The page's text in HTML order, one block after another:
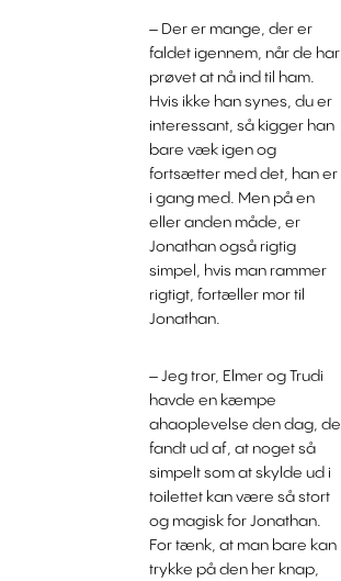
– Der er mange, der er
faldet igennem, når de har
prøvet at nå ind til ham.
Hvis ikke han synes, du er
interessant, så kigger han
bare væk igen og
fortsætter med det, han er
i gang med. Men på en
eller anden måde, er
Jonathan også rigtig
simpel, hvis man rammer
rigtigt, fortæller mor til
Jonathan.
– Jeg tror, Elmer og Trudi
havde en kæmpe
ahaoplevelse den dag, de
fandt ud af, at noget så
simpelt som at skylde ud i
toilettet kan være så stort
og magisk for Jonathan.
For tænk, at man bare kan
trykke på den her knap,